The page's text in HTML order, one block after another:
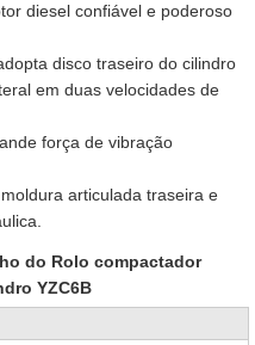
diesel confiável e poderoso
disco traseiro do cilindro
em duas velocidades de
força de vibração
articulada traseira e
do Rolo compactador
YZC6B